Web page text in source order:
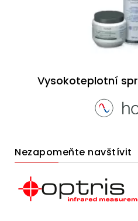
Vysokoteplotní
Nezapomeňte navštívit